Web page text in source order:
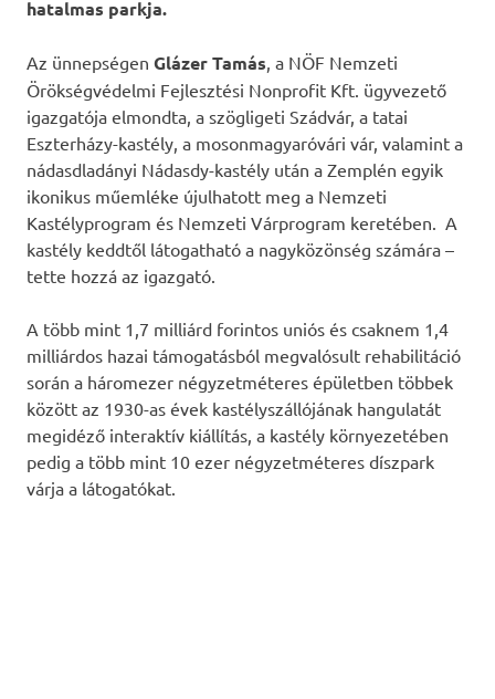
hatalmas parkja.
Az ünnepségen Glázer Tamás, a NÖF Nemzeti
Örökségvédelmi Fejlesztési Nonprofit Kft. ügyvezető
igazgatója elmondta, a szögligeti Szádvár, a tatai
Eszterházy-kastély, a mosonmagyaróvári vár, valamint a
nádasdladányi Nádasdy-kastély után a Zemplén egyik
ikonikus műemléke újulhatott meg a Nemzeti
Kastélyprogram és Nemzeti Várprogram keretében. A
kastély keddtől látogatható a nagyközönség számára –
tette hozzá az igazgató.
A több mint 1,7 milliárd forintos uniós és csaknem 1,4
milliárdos hazai támogatásból megvalósult rehabilitáció
során a háromezer négyzetméteres épületben többek
között az 1930-as évek kastélyszállójának hangulatát
megidéző interaktív kiállítás, a kastély környezetében
pedig a több mint 10 ezer négyzetméteres díszpark
várja a látogatókat.